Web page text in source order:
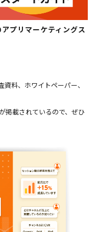
プリマーケティングス
料、ホワイトペーパー、
掲載されているので、ぜひ